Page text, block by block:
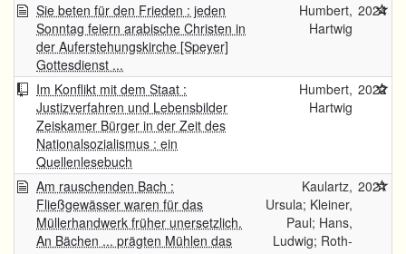
Sie beten für den Frieden : jeden
Sonntag feiern arabische Christen in
der Auferstehungskirche [Speyer]
Gottesdienst ...
Humbert,
Hartwig
2024
Im Konflikt mit dem Staat :
Justizverfahren und Lebensbilder
Zeiskamer Bürger in der Zeit des
Nationalsozialismus : ein
Quellenlesebuch
Humbert,
Hartwig
2022
Am rauschenden Bach :
Fließgewässer waren für das
Müllerhandwerk früher unersetzlich.
An Bächen ... prägten Mühlen das
Kaulartz,
Ursula; Kleiner,
Paul; Hans,
Ludwig; Roth-
2021